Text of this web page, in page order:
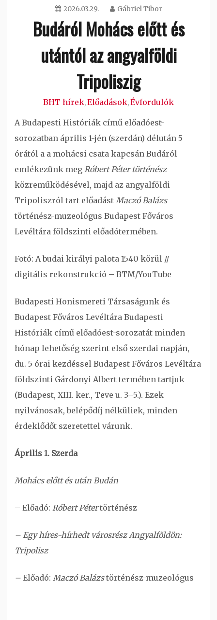
2026.03.29. Gábriel Tibor
Budáról Mohács előtt és
utántól az angyalföldi
Tripoliszig
BHT hírek,Előadások,Évfordulók
A Budapesti Históriák című előadóest-
sorozatban április 1-jén (szerdán) délután 5
órától a a mohácsi csata kapcsán Budáról
emlékezünk meg Róbert Péter történész
közreműködésével, majd az angyalföldi
Tripoliszról tart előadást Maczó Balázs
történész-muzeológus Budapest Főváros
Levéltára földszinti előadótermében.
Fotó: A budai királyi palota 1540 körül //
digitális rekonstrukció – BTM/YouTube
Budapesti Honismereti Társaságunk és
Budapest Főváros Levéltára Budapesti
Históriák című előadóest-sorozatát minden
hónap lehetőség szerint első szerdai napján,
du. 5 órai kezdéssel Budapest Főváros Levéltára
földszinti Gárdonyi Albert termében tartjuk
(Budapest, XIII. ker., Teve u. 3–5.). Ezek
nyilvánosak, belépődíj nélküliek, minden
érdeklődőt szeretettel várunk.
Április 1. Szerda
Mohács előtt és után Budán
– Előadó: Róbert Pétertörténész
– Egy híres-hírhedt városrész Angyalföldön:
Tripolisz
– Előadó: Maczó Balázstörténész-muzeológus